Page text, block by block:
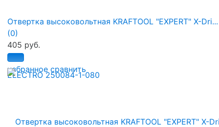
избранное сравнить
Отвертка высоковольтная KRAFTOOL "EXPERT" X-Dri...
(0)
405 руб.